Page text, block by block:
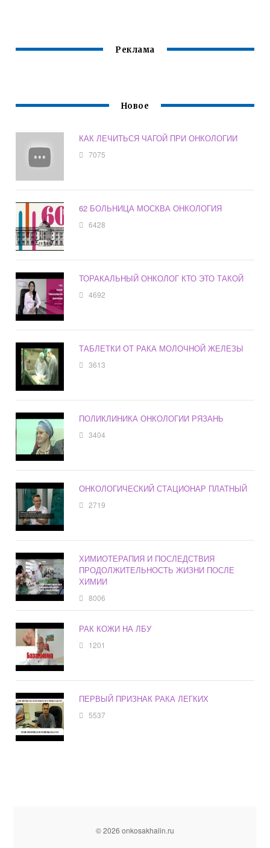
Реклама
Новое
КАК ЛЕЧИТЬСЯ ЧАГОЙ ПРИ ОНКОЛОГИИ
7075
62 БОЛЬНИЦА МОСКВА ОНКОЛОГИЯ
6428
ТОРАКАЛЬНЫЙ ОНКОЛОГ КТО ЭТО ТАКОЙ
4692
ТАБЛЕТКИ ОТ РАКА МОЛОЧНОЙ ЖЕЛЕЗЫ
3613
ПОЛИКЛИНИКА ОНКОЛОГИИ РЯЗАНЬ
3404
ОНКОЛОГИЧЕСКИЙ СТАЦИОНАР ПЛАТНЫЙ
2719
ХИМИОТЕРАПИЯ И ПОСЛЕДСТВИЯ
ПРОДОЛЖИТЕЛЬНОСТЬ ЖИЗНИ ПОСЛЕ
ХИМИИ
8006
РАК КОЖИ НА ЛБУ
1201
ПЕРВЫЙ ПРИЗНАК РАКА ЛЕГКИХ
5537
© 2026 onkosakhalin.ru